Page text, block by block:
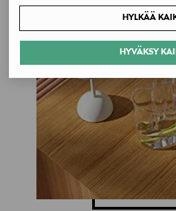
HYLKÄÄ
HYVÄKSY
KAVE HOME S.L.U.
Valmistajan osoite
C/ Tallers, 14, 17410 Sils, Girona,
Digitaalinen osoite
cliente@kavehome.com
Inspiroidu